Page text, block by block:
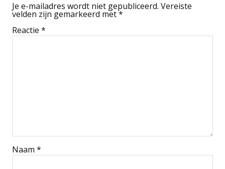
Je e-mailadres wordt niet gepubliceerd. Vereiste
velden zijn gemarkeerd met*
Reactie *
Naam *